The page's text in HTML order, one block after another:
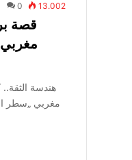
0 13.002
مغربي
مغربي „سطر